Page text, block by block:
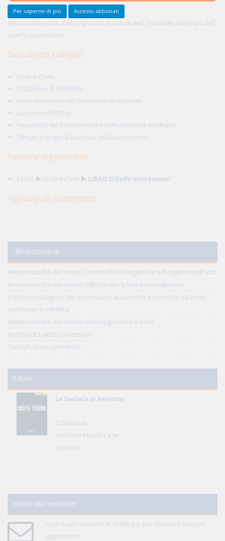
imputazione si fa avuto riguardo al valore dell' immobile al tempo dell'
aperta successione.
Documenti collegati
Codice Civile
Collazione di immobili
Fonti normative del fenomeno divisionale
La riunione fittizia
Peculiarità del procedimento nella divisione ereditaria
Tempo e luogo di apertura della successione
Percorsi argomentali
LEGGI Codice Civile LIBRO II Delle successioni
Aggiungi un commento
Ultimi contributi
Responsabilità del notaio: i controlli sui soggetti e sull'oggetto dell'atto
Responsabilità del notaio: l'illecito disciplinare conseguente
Credito privilegiato del promissario acquirente e ipoteche sul bene
promesso in vendita
Responsabilità del notaio: natura giuridica e limiti
Reciprocità delle concessioni
Tutti gli ultimi contributi >
E-Book
Le Società di Persone
D. Minussi
Versione ebook € 5,99
(iva incl.)
Iscriviti alla Newsletter
Iscriviti alla newsletter di WikiJus per rimanere sempre
aggiornato!
Per saperne di più Accesso abbonati